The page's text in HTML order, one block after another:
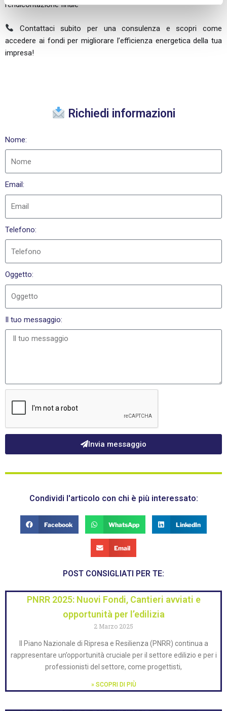
rendicontazione finale
Contattaci subito per una consulenza e scopri come
accedere ai fondi per migliorare l’efficienza energetica della tua
impresa!
Richiedi informazioni
Nome:
Email:
Telefono:
Oggetto:
Il tuo messaggio:
Invia messaggio
Condividi l'articolo con chi è più interessato:
Facebook WhatsApp LinkedIn
Email
POST CONSIGLIATI PER TE:
PNRR 2025: Nuovi Fondi, Cantieri avviati e
opportunità per l’edilizia
2 Marzo 2025
Il Piano Nazionale di Ripresa e Resilienza (PNRR) continua a
rappresentare un’opportunità cruciale per il settore edilizio e per i
professionisti del settore, come progettisti,
» SCOPRI DI PIÙ